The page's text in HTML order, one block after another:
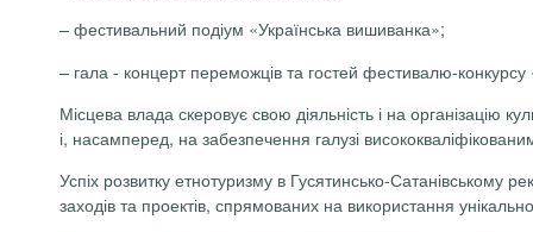
– фестивальний подіум «Українська вишиванка»;
– гала - концерт переможців та гостей фестивалю-
Місцева влада скеровує свою діяльність і на організацію
і, насамперед, на забезпечення галузі
Успіх розвитку етнотуризму в Гусятинсько-Сатанівському
заходів та проектів, спрямованих на використання